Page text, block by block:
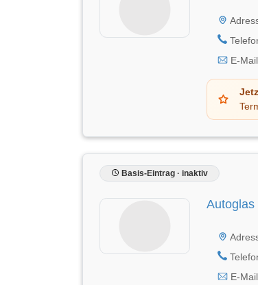
E-Mail
Basis-Eintrag · inaktiv
Autoglas
E-Mail